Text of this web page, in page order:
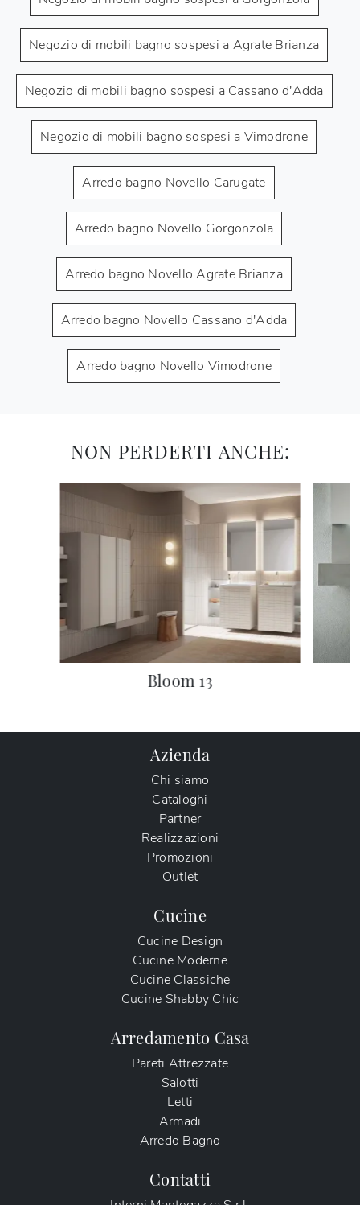
Negozio di mobili bagno sospesi a Agrate Brianza
Negozio di mobili bagno sospesi a Cassano d'Adda
Negozio di mobili bagno sospesi a Vimodrone
Arredo bagno Novello Carugate
Arredo bagno Novello Gorgonzola
Arredo bagno Novello Agrate Brianza
Arredo bagno Novello Cassano d'Adda
Arredo bagno Novello Vimodrone
NON PERDERTI ANCHE:
Bloom 13
Azienda
Chi siamo
Cataloghi
Partner
Realizzazioni
Promozioni
Outlet
Cucine
Cucine Design
Cucine Moderne
Cucine Classiche
Cucine Shabby Chic
Arredamento Casa
Pareti Attrezzate
Salotti
Letti
Armadi
Arredo Bagno
Contatti